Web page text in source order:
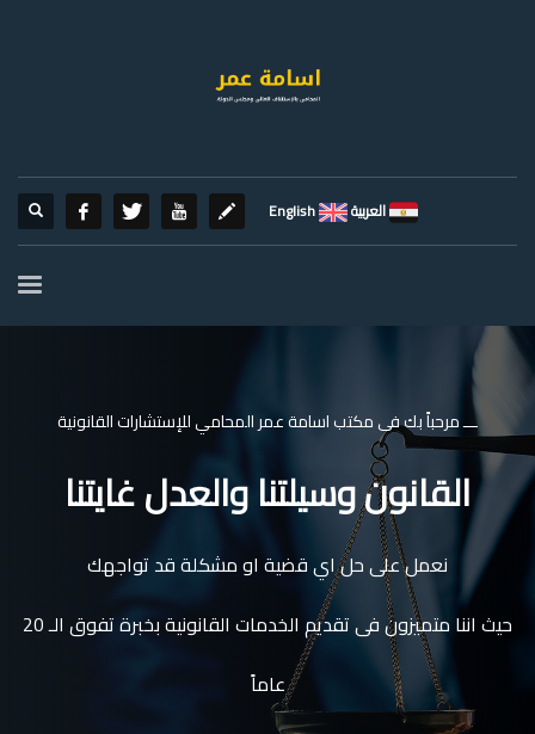
العربية English
ـــ مرحباً بك فى مكتب اسامة عمر المحامي للإستشارات القانونية
القانون وسيلتنا والعدل غايتنا
نعمل على حل اي قضية او مشكلة قد تواجهك
حيث اننا متميزون فى تقديم الخدمات القانونية بخبرة تفوق الـ 20
عاماً